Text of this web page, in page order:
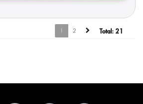
1 2 Total: 21